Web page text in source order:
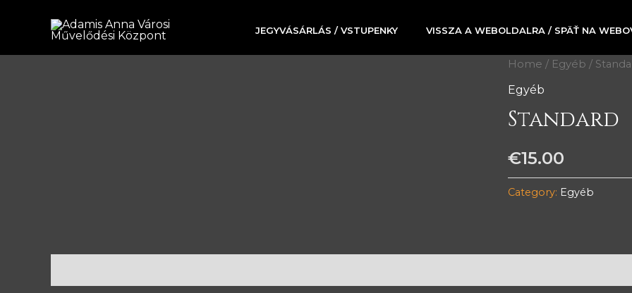
JEGYVÁSÁRLÁS / VSTUPENKY VISSZA A WEBOLDALRA / SPÄŤ NA
Home / Egyéb /
Egyéb
Standard
€15.00
Category: Egyéb